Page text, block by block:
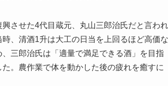
させた4代目蔵元、丸山三郎治氏だと言われ
、清酒1升は大工の日当を上回るほど高価な
三郎治氏は「適量で満足できる酒」を目指
。農作業で体を動かした後の疲れを癒すに